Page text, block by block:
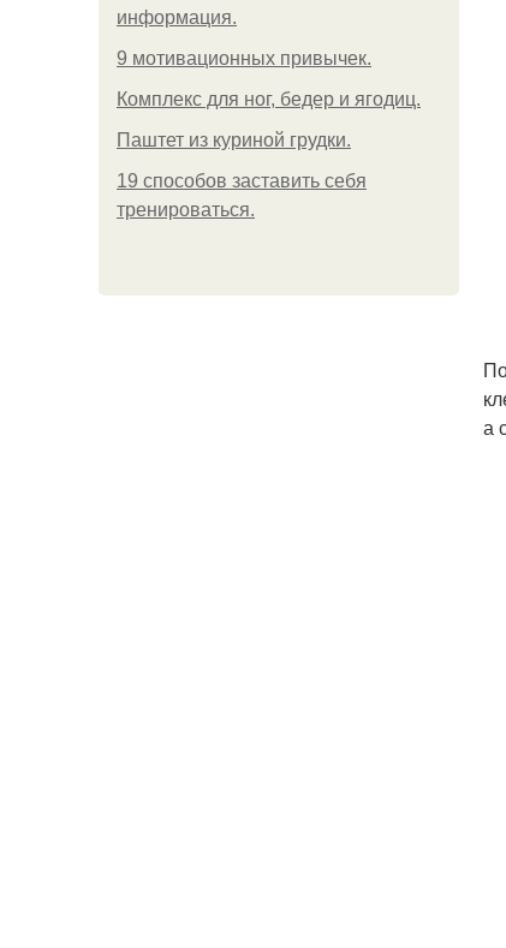
информация.
9 мотивационных привычек.
Комплекс для ног, бедер и ягодиц.
Паштет из куриной грудки.
19 способов заставить себя
тренироваться.
а